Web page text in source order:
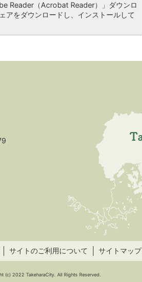
Reader（Acrobat Reader）」ダウンロ
アをダウンロードし、インストールして
サイトのご利用について サイトマップ
(c) 2022 TakeharaCity. All Rights Reserved.